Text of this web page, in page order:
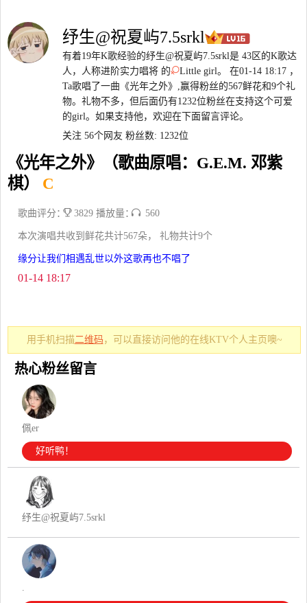
纾生@祝夏屿7.5srkl
有着19年K歌经验的纾生@祝夏屿7.5srkl是 43区的K歌达
人，人称进阶实力唱将 的
Little girl。 在01-14 18:17 ，
Ta歌唱了一曲《光年之外》,赢得粉丝的567鲜花和9个礼
物。礼物不多，但后面仍有1232位粉丝在支持这个可爱
的girl。如果支持他，欢迎在下面留言评论。
关注 56个网友 粉丝数: 1232位
《光年之外》（歌曲原唱：G.E.M. 邓紫
棋）
C
歌曲评分： 3829 播放量： 560
本次演唱共收到鲜花共计567朵， 礼物共计9个
缘分让我们相遇乱世以外这歌再也不唱了
01-14 18:17
用手机扫描二维码 ，可以直接访问他的在线KTV个人主页噢~
热心粉丝留言
佩er
好听鸭！
纾生@祝夏屿7.5srkl
.